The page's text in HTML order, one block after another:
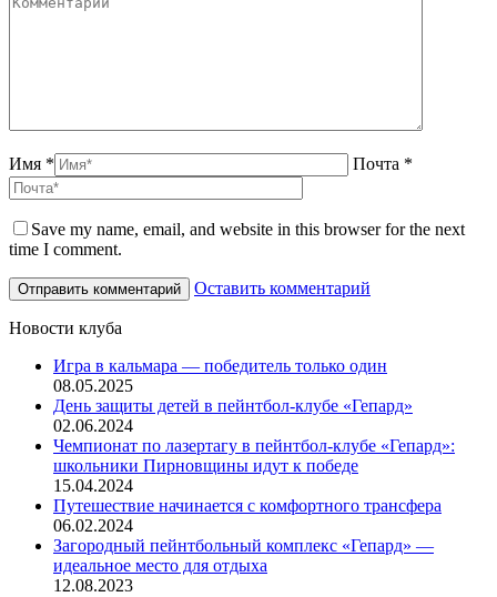
Имя * Почта *
Save my name, email, and website in this browser for the next
time I comment.
Оставить комментарий
Новости клуба
Игра в кальмара — победитель только один
08.05.2025
День защиты детей в пейнтбол-клубе «Гепард»
02.06.2024
Чемпионат по лазертагу в пейнтбол-клубе «Гепард»:
школьники Пирновщины идут к победе
15.04.2024
Путешествие начинается с комфортного трансфера
06.02.2024
Загородный пейнтбольный комплекс «Гепард» —
идеальное место для отдыха
12.08.2023